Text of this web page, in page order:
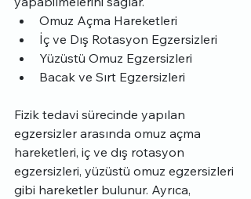
Omuz Açma Hareketleri
İç ve Dış Rotasyon Egzersizleri
Yüzüstü Omuz Egzersizleri
Bacak ve Sırt Egzersizleri
Fizik tedavi sürecinde yapılan
egzersizler arasında omuz açma
hareketleri, iç ve dış rotasyon
egzersizleri, yüzüstü omuz egzersizleri
gibi hareketler bulunur. Ayrıca,